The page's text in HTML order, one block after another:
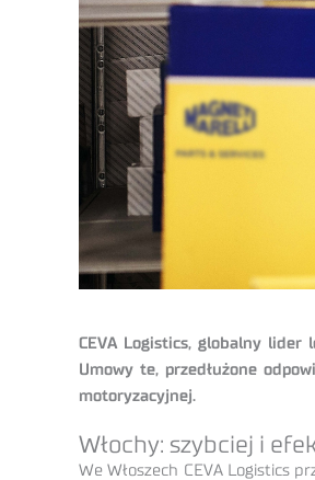
CEVA Logistics, globalny lider
Umowy te, przedłużone
motoryzacyjnej.
Włochy: szybciej i
We Włoszech CEVA Logistics